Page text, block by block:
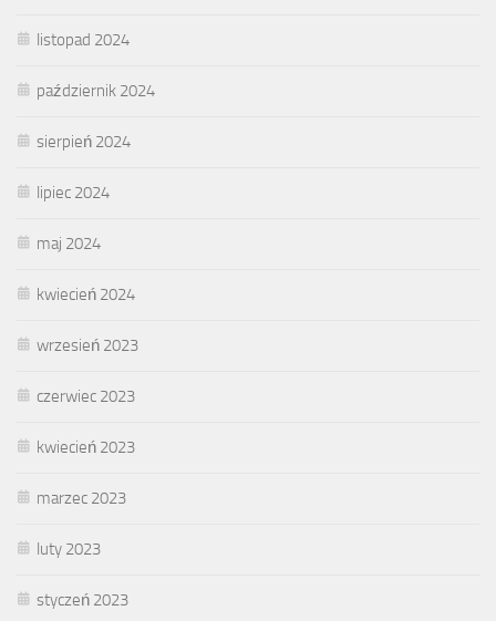
listopad 2024
październik 2024
sierpień 2024
lipiec 2024
maj 2024
kwiecień 2024
wrzesień 2023
czerwiec 2023
kwiecień 2023
marzec 2023
luty 2023
styczeń 2023